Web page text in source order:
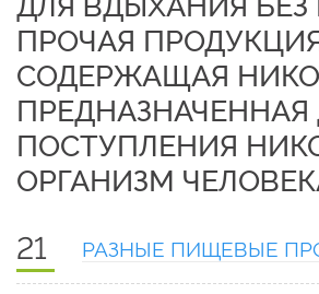
ПРОЧАЯ
СОДЕРЖАЩАЯ
ПРЕДНАЗНАЧЕННАЯ
ПОСТУПЛЕНИЯ
ОРГАНИЗМ
21 РАЗНЫЕ ПИЩЕВЫЕ